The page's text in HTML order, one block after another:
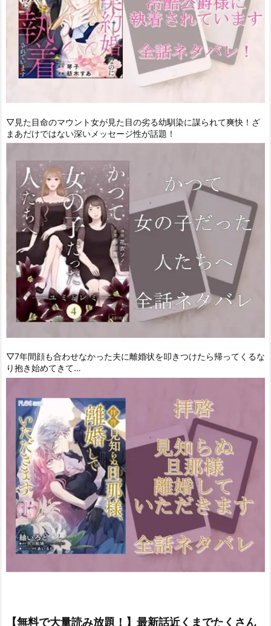
▽見た目命のマウント女が見た目の劣る幼馴染に謀られて爽快！ざ
まあだけではない深いメッセージ性が話題！
▽7年間顔も合わせなかった夫に離婚状を叩きつけたら帰ってくるな
り抱き始めてきて…
【無料で大量読み放題！】最新話近くまでたくさん